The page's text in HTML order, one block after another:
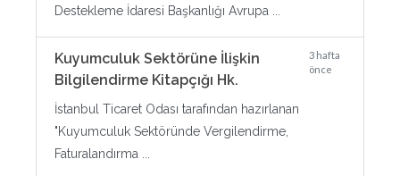
Destekleme İdaresi Başkanlığı Avrupa ...
Kuyumculuk Sektörüne İlişkin
Bilgilendirme Kitapçığı Hk.
3 hafta
önce
İstanbul Ticaret Odası tarafından hazırlanan
"Kuyumculuk Sektöründe Vergilendirme,
Faturalandırma ...